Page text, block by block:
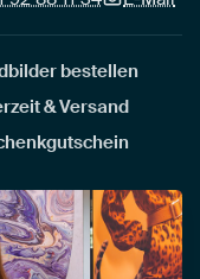
bestellen
& Versand